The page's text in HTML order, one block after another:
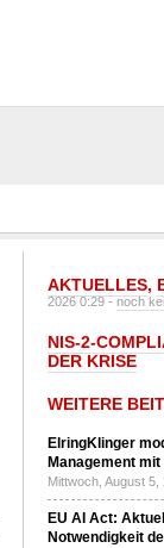
AKTUELLES,
2026 0:29 -noch
NIS-2-
DER KRISE
WEITERE
ElringKlinger
Management
Mittwoch, August
EU AI Act:
Notwendigkeit